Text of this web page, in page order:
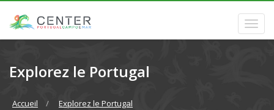
Explorez le Portugal
Accueil Explorez le Portugal